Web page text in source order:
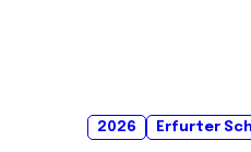
2026 Erfurter